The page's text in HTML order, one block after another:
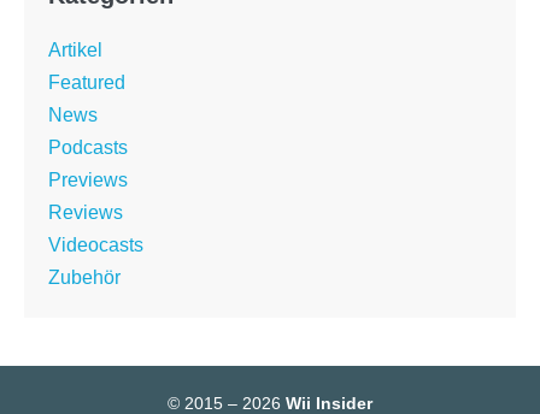
Artikel
Featured
News
Podcasts
Previews
Reviews
Videocasts
Zubehör
© 2015 – 2026 Wii Insider